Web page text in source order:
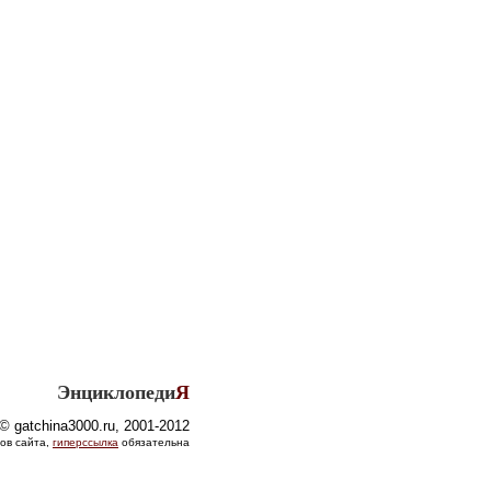
ЭнциклопедиЯ
© gatchina3000.ru, 2001-2012
сайта, гиперссылка обязательна